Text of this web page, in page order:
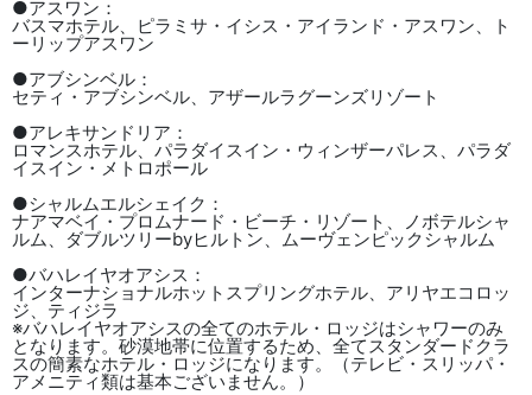
●アスワン：
バスマホテル、ピラミサ・イシス・アイランド・アスワン、ト
ーリップアスワン
●アブシンベル：
セティ・アブシンベル、アザールラグーンズリゾート
●アレキサンドリア：
ロマンスホテル、パラダイスイン・ウィンザーパレス、パラダ
イスイン・メトロポール
●シャルムエルシェイク：
ナアマベイ・プロムナード・ビーチ・リゾート、ノボテルシャ
ルム、ダブルツリーbyヒルトン、ムーヴェンピックシャルム
●バハレイヤオアシス：
インターナショナルホットスプリングホテル、アリヤエコロッ
ジ、ティジラ
※バハレイヤオアシスの全てのホテル・ロッジはシャワーのみ
となります。砂漠地帯に位置するため、全てスタンダードクラ
スの簡素なホテル・ロッジになります。（テレビ・スリッパ・
アメニティ類は基本ございません。）